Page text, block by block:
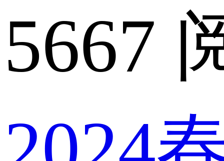
5667